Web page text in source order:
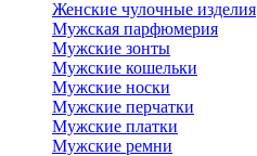
Женские чулочные изделия
Мужская парфюмерия
Мужские зонты
Мужские кошельки
Мужские носки
Мужские перчатки
Мужские платки
Мужские ремни